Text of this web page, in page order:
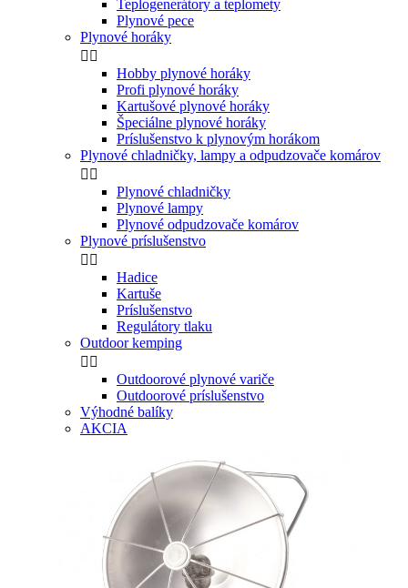
Teplogenerátory a teplomety
Plynové pece
Plynové horáky
 
Hobby plynové horáky
Profi plynové horáky
Kartušové plynové horáky
Špeciálne plynové horáky
Príslušenstvo k plynovým horákom
Plynové chladničky, lampy a odpudzovače komárov
 
Plynové chladničky
Plynové lampy
Plynové odpudzovače komárov
Plynové príslušenstvo
 
Hadice
Kartuše
Príslušenstvo
Regulátory tlaku
Outdoor kemping
 
Outdoorové plynové variče
Outdoorové príslušenstvo
Výhodné balíky
AKCIA